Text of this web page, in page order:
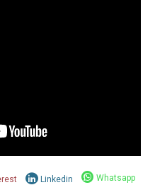
Linkedin Whatsapp